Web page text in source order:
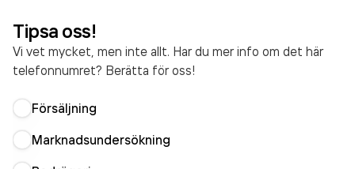
Tipsa oss!
Vi vet mycket, men inte allt. Har du mer info om det här
telefonnumret? Berätta för oss!
Försäljning
Marknadsundersökning